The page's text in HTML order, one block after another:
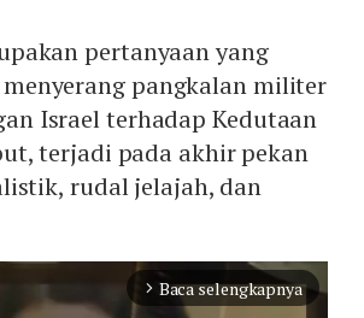
pertanyaan yang
pangkalan militer
Israel terhadap Kedutaan
terjadi pada akhir pekan
rudal jelajah, dan
arrow_forward_ios Baca selengkapnya